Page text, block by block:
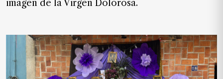
imagen de la Virgen Dolorosa.